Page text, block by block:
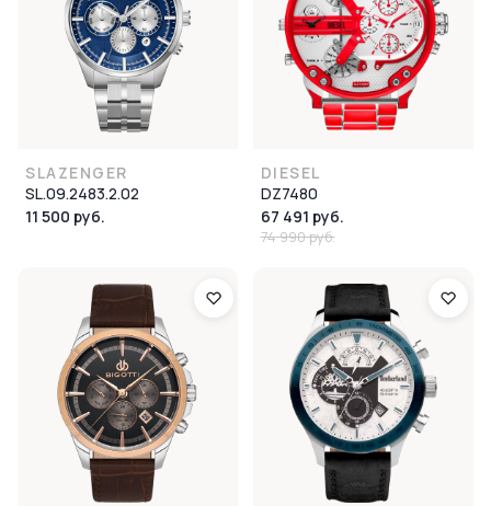
SLAZENGER
SL.09.2483.2.02
11 500 руб.
DIESEL
DZ7480
67 491 руб.
74 990 руб.